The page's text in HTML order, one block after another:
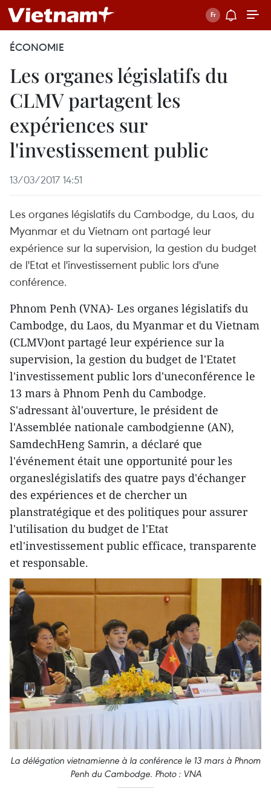
ÉCONOMIE
Les organes législatifs du
CLMV partagent les
expériences sur
l'investissement public
13/03/2017 14:51
Les organes législatifs du Cambodge, du Laos, du
Myanmar et du Vietnam ont partagé leur
expérience sur la supervision, la gestion du budget
de l'Etat et l'investissement public lors d'une
conférence.
Phnom Penh (VNA)- Les organes législatifs du
Cambodge, du Laos, du Myanmar et du Vietnam
(CLMV)ont partagé leur expérience sur la
supervision, la gestion du budget de l'Etatet
l'investissement public lors d'uneconférence le
13 mars à Phnom Penh du Cambodge.
S'adressant àl'ouverture, le président de
l'Assemblée nationale cambodgienne (AN),
SamdechHeng Samrin, a déclaré que
l'événement était une opportunité pour les
organeslégislatifs des quatre pays d'échanger
des expériences et de chercher un
planstratégique et des politiques pour assurer
l'utilisation du budget de l'Etat
etl'investissement public efficace, transparente
et responsable.
La délégation vietnamienne à la conférence le 13 mars à Phnom
Penh du Cambodge. Photo : VNA